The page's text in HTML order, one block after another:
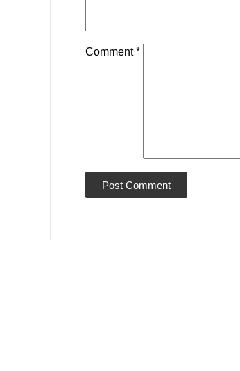
Comment*